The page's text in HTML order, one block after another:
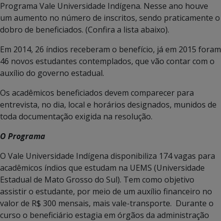
Programa Vale Universidade Indígena. Nesse ano houve
um aumento no número de inscritos, sendo praticamente o
dobro de beneficiados. (Confira a lista abaixo).
Em 2014, 26 índios receberam o benefício, já em 2015 foram
46 novos estudantes contemplados, que vão contar com o
auxílio do governo estadual.
Os acadêmicos beneficiados devem comparecer para
entrevista, no dia, local e horários designados, munidos de
toda documentação exigida na resolução.
O Programa
O Vale Universidade Indígena disponibiliza 174 vagas para
acadêmicos índios que estudam na UEMS (Universidade
Estadual de Mato Grosso do Sul). Tem como objetivo
assistir o estudante, por meio de um auxílio financeiro no
valor de R$ 300 mensais, mais vale-transporte. Durante o
curso o beneficiário estagia em órgãos da administração